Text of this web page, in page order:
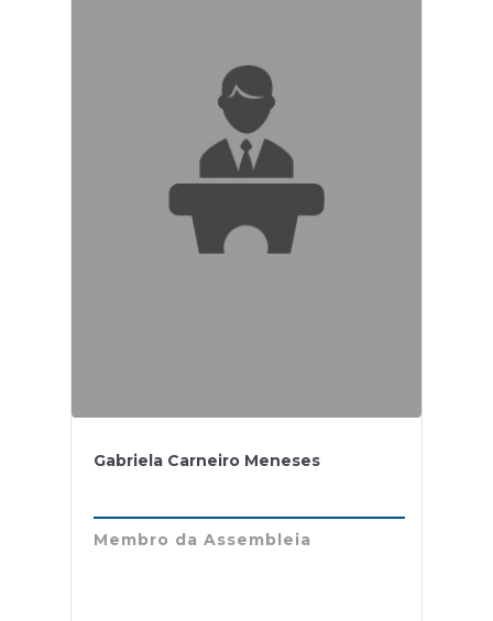
Gabriela Carneiro Meneses
Membro da Assembleia